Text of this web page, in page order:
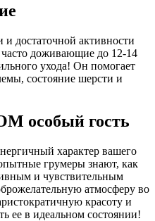
достаточной активности
доживающие до 12-14
ухода! Он помогает
состояние шерсти и
особый гость
характер вашего
грумеры знают, как
и чувствительным
атмосферу во
красоту и
ее в идеальном состоянии!